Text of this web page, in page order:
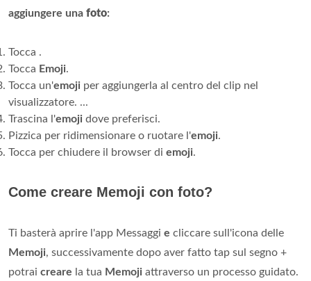
aggiungere una foto:
Tocca .
Tocca Emoji.
Tocca un'emoji per aggiungerla al centro del clip nel
visualizzatore. ...
Trascina l'emoji dove preferisci.
Pizzica per ridimensionare o ruotare l'emoji.
Tocca per chiudere il browser di emoji.
Come creare Memoji con foto?
Ti basterà aprire l'app Messaggi e cliccare sull'icona delle
Memoji, successivamente dopo aver fatto tap sul segno +
potrai creare la tua Memoji attraverso un processo guidato.